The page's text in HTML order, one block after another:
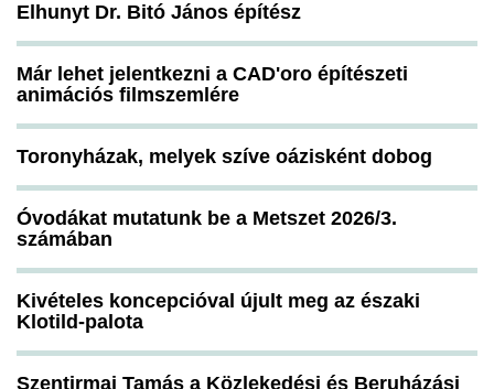
Elhunyt Dr. Bitó János építész
Már lehet jelentkezni a CAD'oro építészeti
animációs filmszemlére
Toronyházak, melyek szíve oázisként dobog
Óvodákat mutatunk be a Metszet 2026/3.
számában
Kivételes koncepcióval újult meg az északi
Klotild-palota
Szentirmai Tamás a Közlekedési és Beruházási